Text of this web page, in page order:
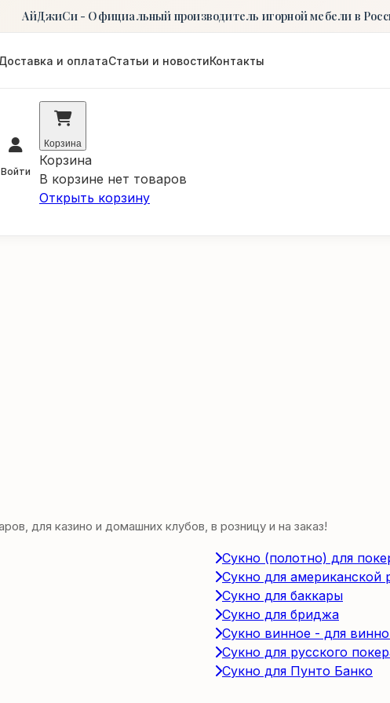
АйДжиСи - Официальный производитель игорной мебели в
и оплатаСтатьи и новостиКонтакты
Войти
Корзина
Корзина
В корзине нет товаров
Открыть корзину
для казино и домашних клубов, в розницу и на заказ!
Сукно (полотно) для
Сукно для американской
Сукно для баккары
Сукно для бриджа
Сукно винное - для
Сукно для русского
Сукно для Пунто Банко